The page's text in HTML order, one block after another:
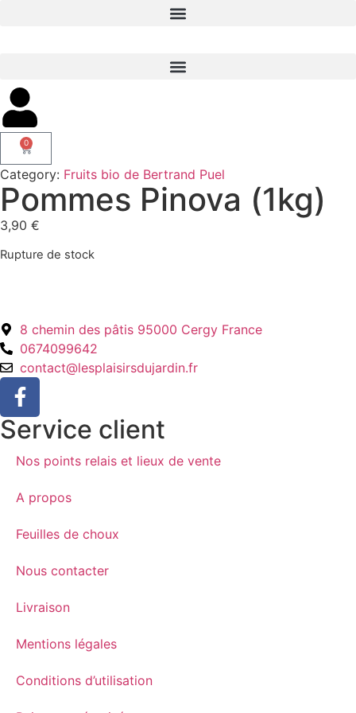
0
Category: Fruits bio de Bertrand Puel
Pommes Pinova (1kg)
3,90 €
Rupture de stock
8 chemin des pâtis 95000 Cergy France
0674099642
contact@lesplaisirsdujardin.fr
Service client
Nos points relais et lieux de vente
A propos
Feuilles de choux
Nous contacter
Livraison
Mentions légales
Conditions d’utilisation